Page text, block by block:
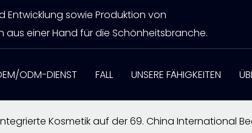
sowie Produktion von
einer Hand für die Schönheitsbranche.
ODM-DIENST FALL UNSERE FÄHIGKEITEN
Kosmetik auf der 69. China International